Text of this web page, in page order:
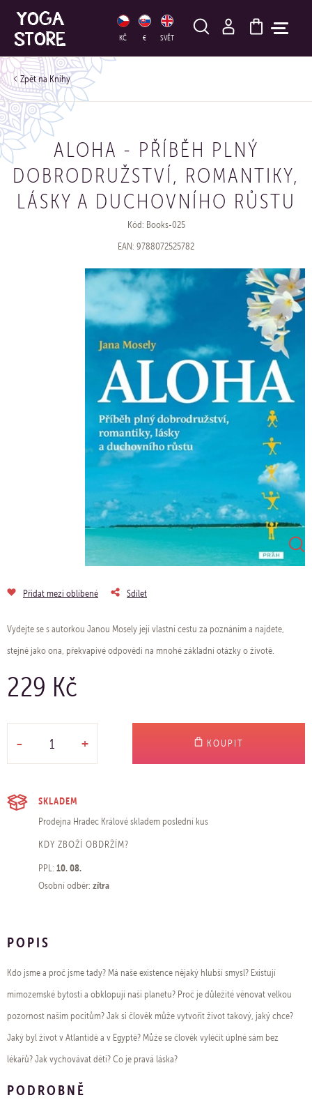
KČ € SVĚT
HLEDAT
Knihy
ALOHA - PŘÍBĚH PLNÝ
DOBRODRUŽSTVÍ, ROMANTIKY,
LÁSKY A DUCHOVNÍHO RŮSTU
Kód: Books-025
EAN: 9788072525782
Přidat mezi oblíbené Sdílet
Vydejte se s autorkou Janou Mosely její vlastní cestu za poznáním a najdete,
stejně jako ona, překvapivé odpovědi na mnohé základní otázky o životě.
229 Kč
- + KOUPIT
SKLADEM
Prodejna Hradec Královéskladem poslední kus
KDY ZBOŽÍ OBDRŽÍM?
PPL: 10. 08.
Osobní odběr: zítra
POPIS
Kdo jsme a proč jsme tady? Má naše existence nějaký hlubší smysl? Existují
mimozemské bytosti a obklopují naši planetu? Proč je důležité věnovat velkou
pozornost našim pocitům? Jak si člověk může vytvořit život takový, jaký chce?
Jaký byl život v Atlantidě a v Egyptě? Může se člověk vyléčit úplně sám bez
lékařů? Jak vychovávat děti? Co je pravá láska?
PODROBNĚ